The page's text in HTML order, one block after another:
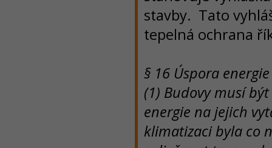
stavby. Tato
tepelná ochrana
§ 16 Úspora
(1) Budovy musí
energie na jejich
klimatizaci byla co